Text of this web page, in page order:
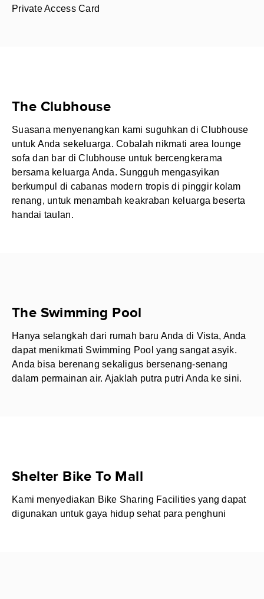
Private Access Card
The Clubhouse
Suasana menyenangkan kami suguhkan di Clubhouse
untuk Anda sekeluarga. Cobalah nikmati area lounge
sofa dan bar di Clubhouse untuk bercengkerama
bersama keluarga Anda. Sungguh mengasyikan
berkumpul di cabanas modern tropis di pinggir kolam
renang, untuk menambah keakraban keluarga beserta
handai taulan.
The Swimming Pool
Hanya selangkah dari rumah baru Anda di Vista, Anda
dapat menikmati Swimming Pool yang sangat asyik.
Anda bisa berenang sekaligus bersenang-senang
dalam permainan air. Ajaklah putra putri Anda ke sini.
Shelter Bike To Mall
Kami menyediakan Bike Sharing Facilities yang dapat
digunakan untuk gaya hidup sehat para penghuni